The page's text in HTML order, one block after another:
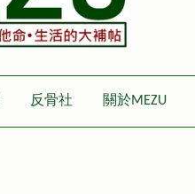
反骨社 關於MEZU